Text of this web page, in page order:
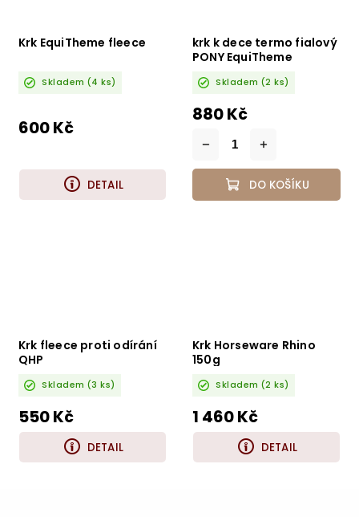
Krk EquiTheme fleece
Skladem (4 ks)
600 Kč
DETAIL
krk k dece termo fialový
PONY EquiTheme
Skladem (2 ks)
880 Kč
DO KOŠÍKU
Krk fleece proti odírání
QHP
Skladem (3 ks)
550 Kč
DETAIL
Krk Horseware Rhino
150g
Skladem (2 ks)
1 460 Kč
DETAIL